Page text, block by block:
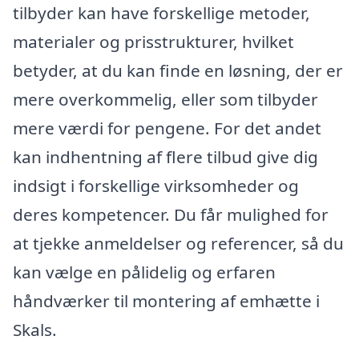
tilbyder kan have forskellige metoder,
materialer og prisstrukturer, hvilket
betyder, at du kan finde en løsning, der er
mere overkommelig, eller som tilbyder
mere værdi for pengene. For det andet
kan indhentning af flere tilbud give dig
indsigt i forskellige virksomheder og
deres kompetencer. Du får mulighed for
at tjekke anmeldelser og referencer, så du
kan vælge en pålidelig og erfaren
håndværker til montering af emhætte i
Skals.